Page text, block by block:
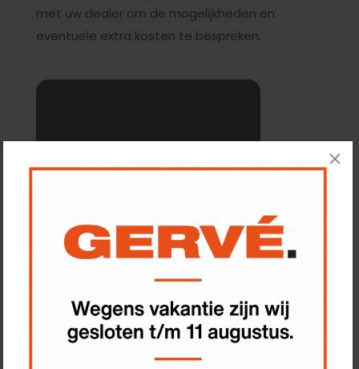
met uw dealer om de mogelijkheden en
eventuele extra kosten te bespreken.